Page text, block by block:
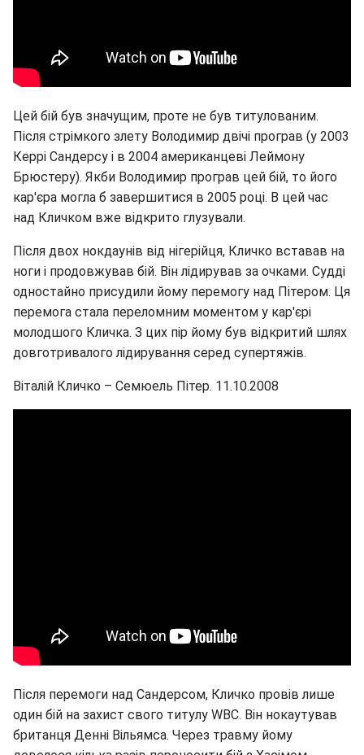
Цей бій був значущим, проте не був титулованим.
Після стрімкого злету Володимир двічі програв (у 2003
Керрі Сандерсу і в 2004 американцеві Леймону
Брюстеру). Якби Володимир програв цей бій, то його
кар'єра могла б завершитися в 2005 році. В цей час
над Кличком вже відкрито глузували.
Після двох нокдаунів від нігерійця, Кличко вставав на
ноги і продовжував бій. Він лідирував за очками. Судді
одностайно присудили йому перемогу над Пітером. Ця
перемога стала переломним моментом у кар'єрі
молодшого Кличка. З цих пір йому був відкритий шлях
довготривалого лідирування серед супертяжів.
Віталій Кличко – Семюель Пітер. 11.10.2008
Після перемоги над Сандерсом, Кличко провів лише
один бій на захист свого титулу WBC. Він нокаутував
британця Денні Вільямса. Через травму йому